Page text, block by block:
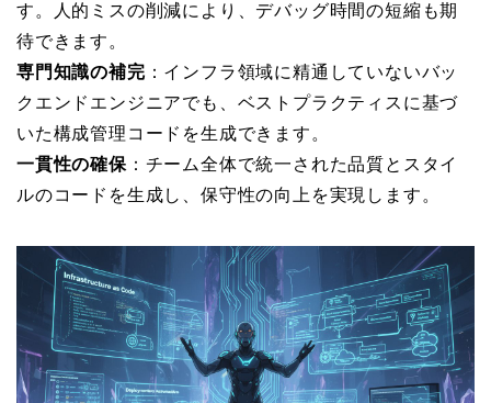
す。人的ミスの削減により、デバッグ時間の短縮も期
待できます。
専門知識の補完 ：インフラ領域に精通していないバッ
クエンドエンジニアでも、ベストプラクティスに基づ
いた構成管理コードを生成できます。
一貫性の確保 ：チーム全体で統一された品質とスタイ
ルのコードを生成し、保守性の向上を実現します。